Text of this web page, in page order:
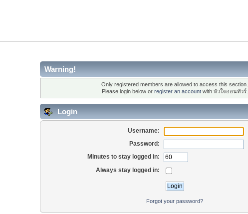
Warning!
Only registered members are allowed to access this section.
Please login below or register an accountwith หัวใจออนทัวร์.
Login
Username:
Password:
Minutes to stay logged in:
Always stay logged in:
Forgot your password?